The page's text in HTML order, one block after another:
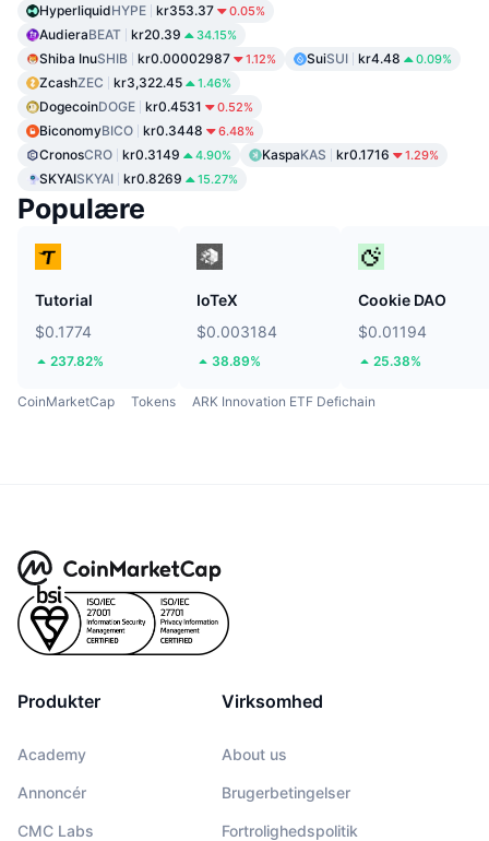
HyperliquidHYPE kr353.37 0.05%
AudieraBEAT kr20.39 34.15%
Shiba InuSHIB kr0.00002987 1.12% SuiSUI kr4.48 0.09%
ZcashZEC kr3,322.45 1.46%
DogecoinDOGE kr0.4531 0.52%
BiconomyBICO kr0.3448 6.48%
CronosCRO kr0.3149 4.90% KaspaKAS kr0.1716 1.29%
SKYAISKYAI kr0.8269 15.27%
Populære
Tutorial
$0.1774
237.82%
IoTeX
$0.003184
38.89%
Cookie DAO
$0.01194
25.38%
CoinMarketCap Tokens ARK Innovation ETF Defichain
Produkter
Academy
Annoncér
CMC Labs
Virksomhed
About us
Brugerbetingelser
Fortrolighedspolitik